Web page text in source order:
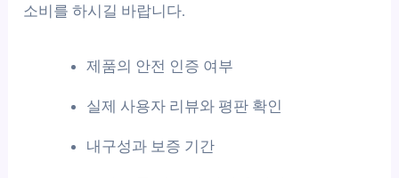
소비를 하시길 바랍니다.
제품의 안전 인증 여부
실제 사용자 리뷰와 평판 확인
내구성과 보증 기간